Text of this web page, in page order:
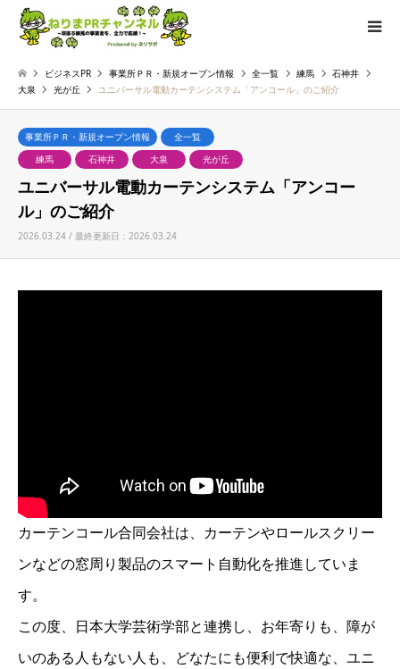
ビジネスPR 事業所ＰＲ・新規オープン情報 全一覧 練馬
石神井
大泉
光が丘 ユニバーサル電動カーテンシステム「アンコール」のご紹介
事業所ＰＲ・新規オープン情報
全一覧
練馬
石神井 大泉 光が丘
ユニバーサル電動カーテンシステム「アンコー
ル」のご紹介
2026.03.24 / 最終更新日：2026.03.24
カーテンコール合同会社は、カーテンやロールスクリー
ンなどの窓周り製品のスマート自動化を推進していま
す。
この度、日本大学芸術学部と連携し、お年寄りも、障が
いのある人もない人も、どなたにも便利で快適な、ユニ